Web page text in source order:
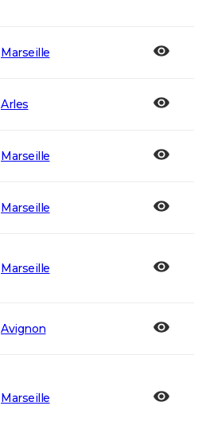
Marseille
Arles
Marseille
Marseille
Marseille
Avignon
Marseille